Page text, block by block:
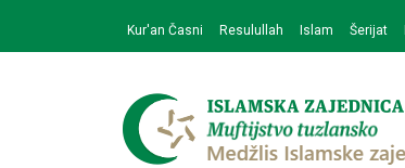
navigation
content
Kur'an Časni Resulullah Islam Šerijat